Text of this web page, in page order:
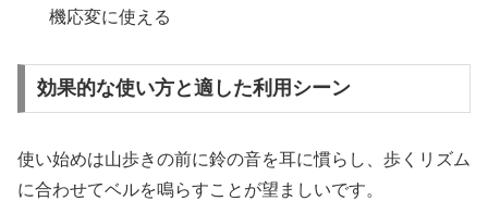
機応変に使える
効果的な使い方と適した利用シーン
使い始めは山歩きの前に鈴の音を耳に慣らし、歩くリズム
に合わせてベルを鳴らすことが望ましいです。